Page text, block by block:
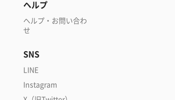
ヘルプ
ヘルプ・お問い合わ
せ
SNS
LINE
Instagram